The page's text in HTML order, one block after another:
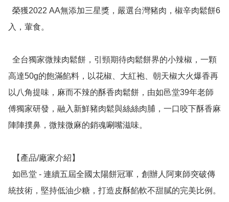
入，葷食。
高達50g的飽滿餡料，以花椒、大紅袍、朝天椒大火爆香再
以八角提味，麻而不辣的酥香肉鬆餅，由如邑堂39年老師
傅獨家研發，融入新鮮豬肉鬆與絲絲肉脯，一口咬下酥香麻
陣陣撲鼻，微辣微麻的銷魂唰嘴滋味。
統技術，堅持低油少糖，打造皮酥餡軟不甜膩的完美比例。